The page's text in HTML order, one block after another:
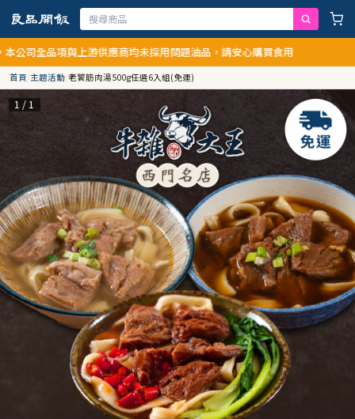
品項與上游供應商均未採用問題油品，請安心購買食用
首頁/主題活動/老饕筋肉湯500g任選6入組(免運)
1 / 1